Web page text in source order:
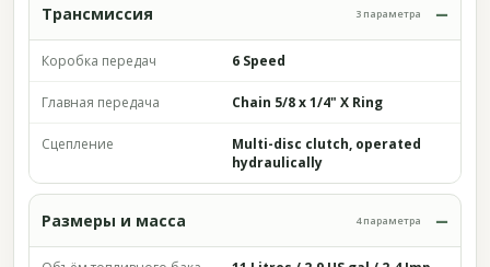
Трансмиссия 3 параметра
Коробка передач 6 Speed
Главная передача Chain 5/8 x 1/4" X Ring
Сцепление
Multi-disc clutch, operated
hydraulically
Размеры и масса 4 параметра